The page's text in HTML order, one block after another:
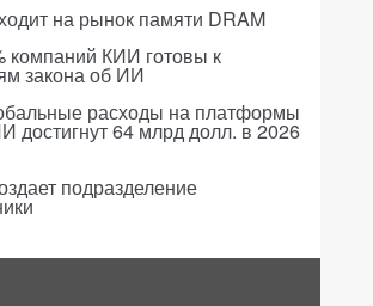
на рынок памяти DRAM
компаний КИИ готовы к
закона об ИИ
расходы на платформы
достигнут 64 млрд долл. в 2026
подразделение